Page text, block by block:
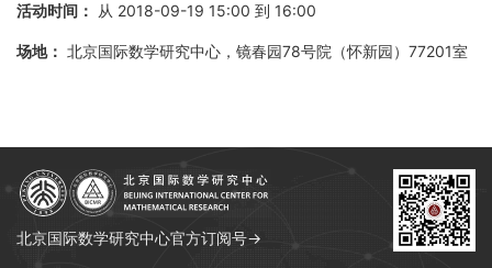
活动时间： 从 2018-09-19 15:00 到 16:00
场地： 北京国际数学研究中心，镜春园78号院（怀新园）77201室
北京国际数学研究中心官方订阅号→